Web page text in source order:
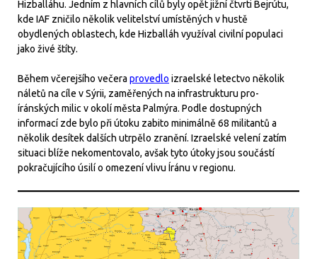
Hizballáhu. Jedním z hlavních cílů byly opět jižní čtvrti Bejrútu,
kde IAF zničilo několik velitelství umístěných v hustě
obydlených oblastech, kde Hizballáh využíval civilní populaci
jako živé štíty.
Během včerejšího večera provedlo izraelské letectvo několik
náletů na cíle v Sýrii, zaměřených na infrastrukturu pro-
íránských milic v okolí města Palmýra. Podle dostupných
informací zde bylo při útoku zabito minimálně 68 militantů a
několik desítek dalších utrpělo zranění. Izraelské velení zatím
situaci blíže nekomentovalo, avšak tyto útoky jsou součástí
pokračujícího úsilí o omezení vlivu Íránu v regionu.